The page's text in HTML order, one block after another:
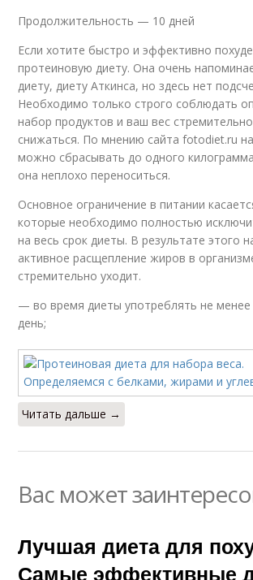
Продолжительность — 10 дней
Если хотите быстро и эффективно
протеиновую диету. Она очень
диету, диету Аткинса, но здесь нет
Необходимо только строго соблюдать
набор продуктов и ваш вес
снижаться. По мнению сайта fotodiet.ru
можно сбрасывать до одного
она неплохо переноситься.
Основное ограничение в питании
которые необходимо полностью
на весь срок диеты. В результате этого
активное расщепление жиров в
стремительно уходит.
— во время диеты употреблять не
день;
Читать дальше →
Вас может
Лучшая диета для
Самые эффективные